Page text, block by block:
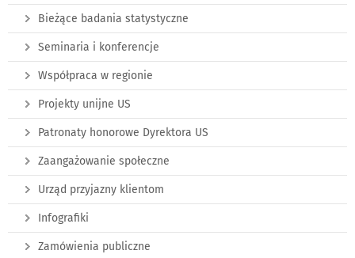
Bieżące badania statystyczne
Seminaria i konferencje
Współpraca w regionie
Projekty unijne US
Patronaty honorowe Dyrektora US
Zaangażowanie społeczne
Urząd przyjazny klientom
Infografiki
Zamówienia publiczne